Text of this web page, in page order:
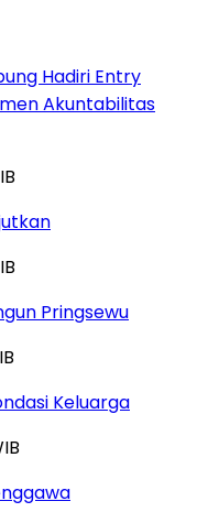
Hadiri Entry
Akuntabilitas
Pringsewu
Keluarga